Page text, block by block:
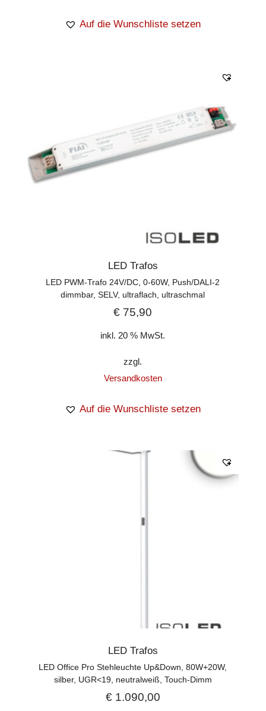
Auf die Wunschliste setzen
LED Trafos
LED PWM-Trafo 24V/DC, 0-60W, Push/DALI-2
dimmbar, SELV, ultraflach, ultraschmal
€ 75,90
inkl. 20 % MwSt.
zzgl.
Versandkosten
Auf die Wunschliste setzen
LED Trafos
LED Office Pro Stehleuchte Up&Down, 80W+20W,
silber, UGR<19, neutralweiß, Touch-Dimm
€1.090,00